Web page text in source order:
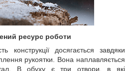
ресурс роботи
конструкції досягається завдяки
рукоятки. Вона наплавляється
В обуху є три отвори, в які